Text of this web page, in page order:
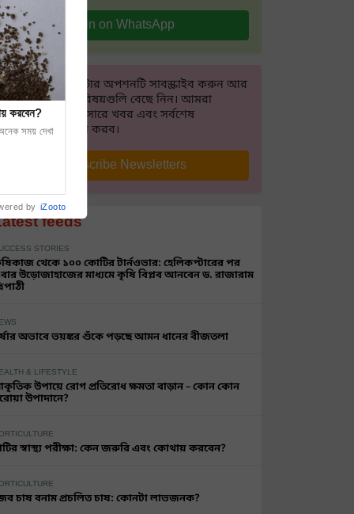
Join on WhatsApp
নিউজলেটার অপশনটি সাবস্ক্রাইব করুন আর
আগ্রহের বিষয়গুলি বেছে নিন। আমরা
পছন্দ অনুসারে খবর এবং সর্বশেষ
প্রেরণ করব।
Subscribe Newsletters
feeds
STORIES
থেকে ১০০ কোটির টার্নওভার: হেলিকপ্টারের পর
উড়োজাহাজের মাধ্যমে কৃষি বিপ্লব আনবেন ড. রাজারাম
অভাবে ভয়ঙ্কর শুঁকে পড়ছে আমন ধানের বীজতলা
& LIFESTYLE
উপায়ে রোগ প্রতিরোধ ক্ষমতা বাড়ান – কোন কোন
উপাদানে?
স্বাস্থ্য পরীক্ষা: কেন জরুরি এবং কোথায় করবেন?
চাষ বনাম প্রচলিত চাষ: কোনটা লাভজনক?
করবেন?
সময় দেখা
by iZooto